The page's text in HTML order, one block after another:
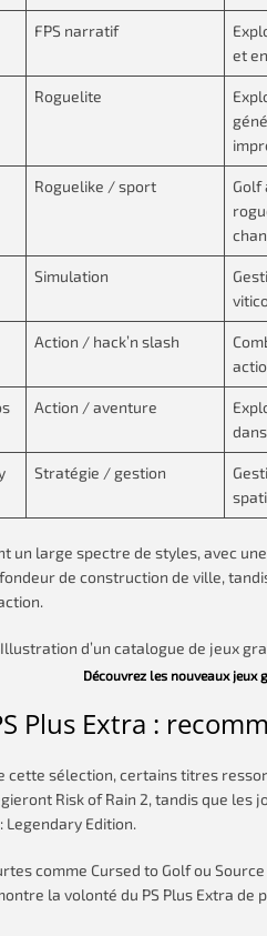
FPS narratif
et
Roguelite
Roguelike / sport
Golf
Simulation
Action / hack’n slash
Action / aventure
Stratégie / gestion
un large spectre de styles, avec
de construction de ville,
Découvrez les nouveaux
Plus Extra :
cette sélection, certains titres
Risk of Rain 2, tandis que
Legendary Edition.
comme Cursed to Golf ou
la volonté du PS Plus Extra